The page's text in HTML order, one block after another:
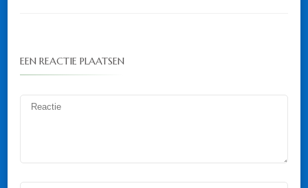
EEN REACTIE PLAATSEN